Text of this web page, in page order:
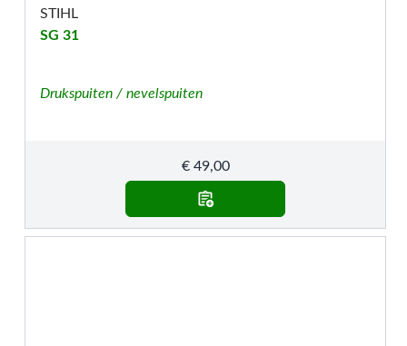
STIHL
SG 31
Drukspuiten / nevelspuiten
€49,00